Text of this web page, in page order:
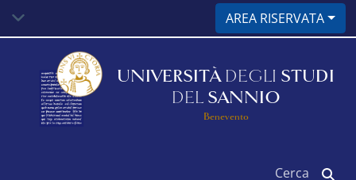
contenuto
AREA RISERVATA
UNIVERSITÀ DEGLI STUDI
DEL SANNIO
Benevento